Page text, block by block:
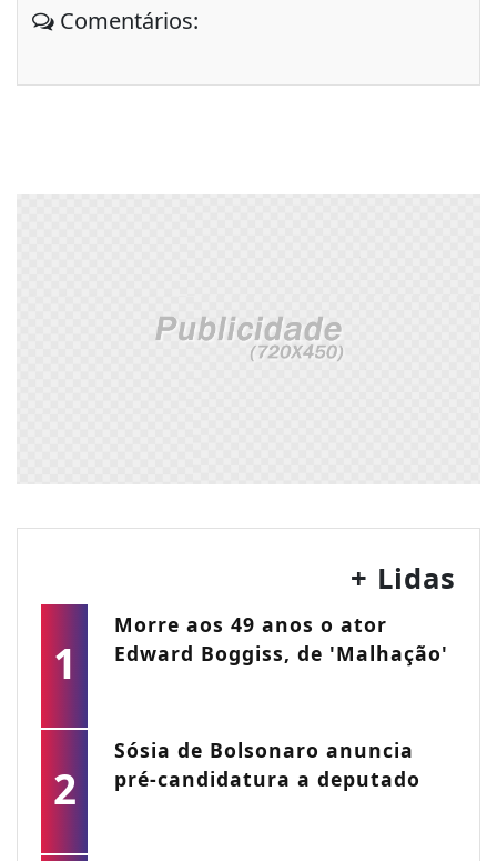
Comentários:
+ Lidas
1
Morre aos 49 anos o ator
Edward Boggiss, de 'Malhação'
2
Sósia de Bolsonaro anuncia
pré-candidatura a deputado